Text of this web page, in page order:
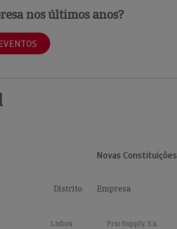
nos últimos anos?
Distrito
Lisboa
Novas Constituições
Empresa
Prio Supply, S.a.